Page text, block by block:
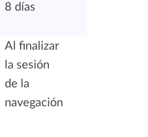
8 días
Al finalizar
la sesión
de la
navegación